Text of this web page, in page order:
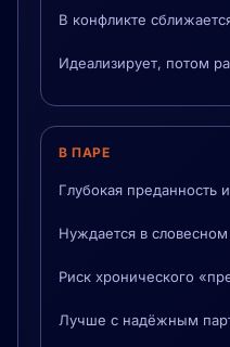
В конфликте
Идеализирует, потом
В ПАРЕ
Глубокая преданность
Нуждается в
Риск хронического
Лучше с надёжным